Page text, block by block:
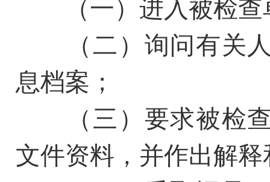
（一）进入被检查
（二）询问有关人
息档案；
（三）要求被检查
文件资料，并作出解